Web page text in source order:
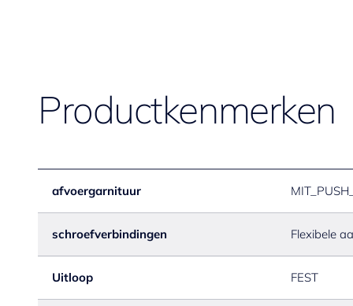
Productkenmerken
afvoergarnituur
schroefverbindingen Flexibele
Uitloop FEST